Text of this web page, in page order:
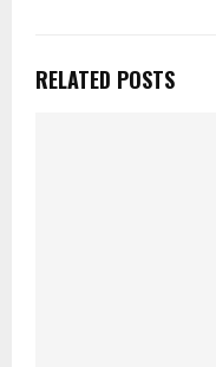
RELATED POSTS